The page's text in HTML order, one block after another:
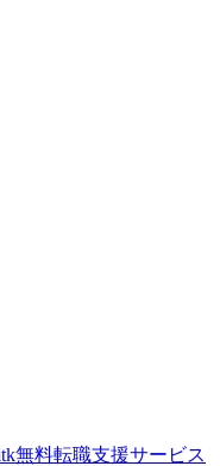
無料転職支援サービス